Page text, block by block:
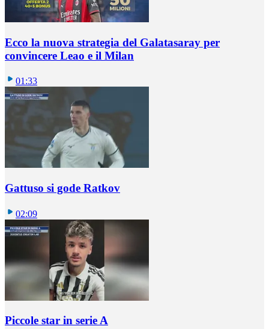
Ecco la nuova strategia del Galatasaray per
convincere Leao e il Milan
01:33
Gattuso si gode Ratkov
02:09
Piccole star in serie A